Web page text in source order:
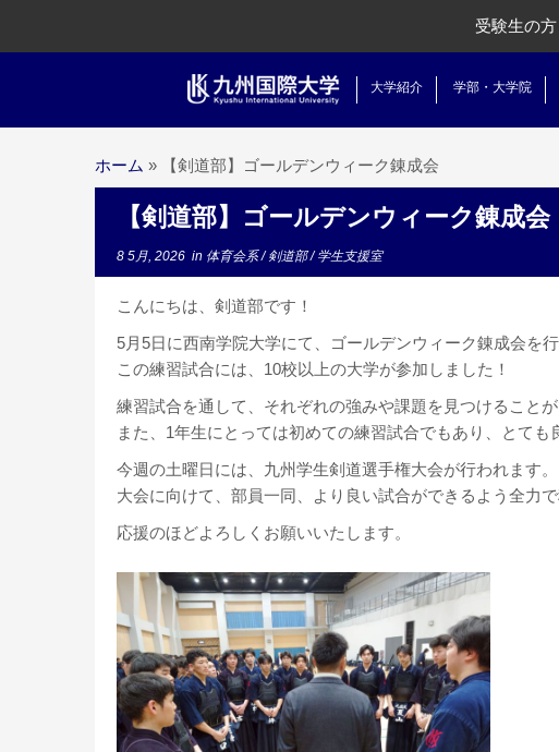
受験生の方
大学紹介 学部・大学院
ホーム » 【剣道部】ゴールデンウィーク錬成会
【剣道部】ゴールデンウィーク錬成会
8 5月, 2026 in 体育会系/剣道部/学生支援室
こんにちは、剣道部です！
5月5日に西南学院大学にて、
ゴールデンウィーク錬成会を行
この練習試合には、10校以上の大学が参加しました！
練習試合を通して、 それぞれの強みや課題を見つけることが
また、1年生にとっては初めての練習試合でもあり、
とても
今週の土曜日には、九州学生剣道選手権大会が行われます。
大会に向けて、部員一同、
より良い試合ができるよう全力
応援のほどよろしくお願いいたします。